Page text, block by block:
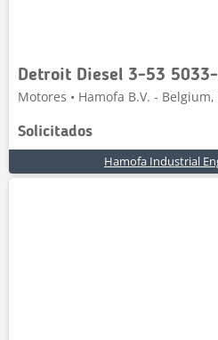
Detroit Diesel 3-53 5033-
Motores • Hamofa B.V. - Belgium,
Solicitados
Hamofa Industrial